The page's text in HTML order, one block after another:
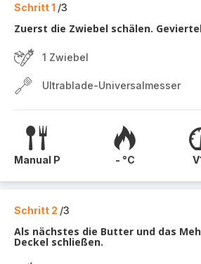
Schritt 1 /3
Zuerst die Zwiebel schälen.
1 Zwiebel
Ultrablade-Universalmesser
Manual P - °C
Schritt 2 /3
Als nächstes die Butter und das
Deckel schließen.